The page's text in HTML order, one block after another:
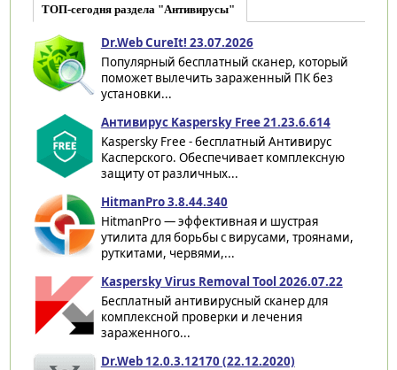
ТОП-сегодня раздела "Антивирусы"
Dr.Web CureIt! 23.07.2026
Популярный бесплатный сканер, который
поможет вылечить зараженный ПК без
установки...
Антивирус Kaspersky Free 21.23.6.614
Kaspersky Free - бесплатный Антивирус
Касперского. Обеспечивает комплексную
защиту от различных...
HitmanPro 3.8.44.340
HitmanPro — эффективная и шустрая
утилита для борьбы с вирусами, троянами,
руткитами, червями,...
Kaspersky Virus Removal Tool 2026.07.22
Бесплатный антивирусный сканер для
комплексной проверки и лечения
зараженного...
Dr.Web 12.0.3.12170 (22.12.2020)